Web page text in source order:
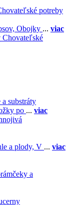
potreby
Obojky ... viac
Chovateľské
substráty
po ... viac
a plody, V ... viac
a